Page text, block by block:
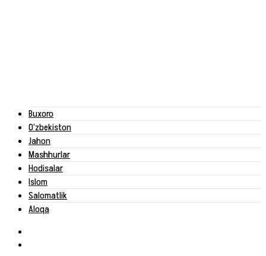
Buxoro
O‘zbekiston
Jahon
Mashhurlar
Hodisalar
Islom
Salomatlik
Aloqa